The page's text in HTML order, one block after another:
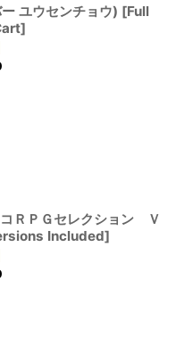
ユウセンチョウ) [Full
ＲＰＧセレクション Ｖ
Included]